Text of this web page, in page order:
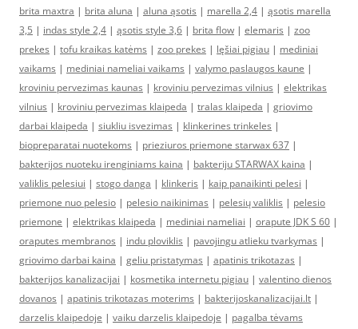
brita maxtra | brita aluna | aluna ąsotis | marella 2,4 | ąsotis marella
3,5 | indas style 2,4 | ąsotis style 3,6 | brita flow | elemaris | zoo
prekes | tofu kraikas katėms | zoo prekes | lęšiai pigiau | mediniai
vaikams | mediniai nameliai vaikams | valymo paslaugos kaune |
kroviniu pervezimas kaunas | kroviniu pervezimas vilnius | elektrikas
vilnius | kroviniu pervezimas klaipeda | tralas klaipeda | griovimo
darbai klaipeda | siukliu isvezimas | klinkerines trinkeles |
biopreparatai nuotekoms | prieziuros priemone starwax 637 |
bakterijos nuoteku irenginiams kaina | bakteriju STARWAX kaina |
valiklis pelesiui | stogo danga | klinkeris | kaip panaikinti pelesi |
priemone nuo pelesio | pelesio naikinimas | pelesių valiklis | pelesio
priemone | elektrikas klaipeda | mediniai nameliai | orapute JDK S 60 |
oraputes membranos | indu ploviklis | pavojingu atlieku tvarkymas |
griovimo darbai kaina | geliu pristatymas | apatinis trikotazas |
bakterijos kanalizacijai | kosmetika internetu pigiau | valentino dienos
dovanos | apatinis trikotazas moterims | bakterijoskanalizacijai.lt |
darzelis klaipedoje | vaiku darzelis klaipedoje | pagalba tėvams